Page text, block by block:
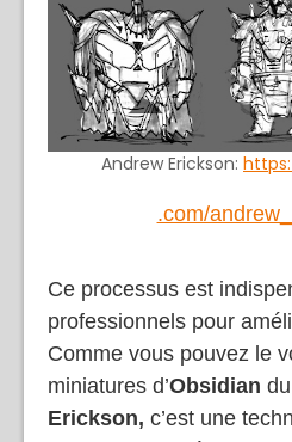
Andrew Erickson:
.com/
Ce processus est
professionnels pour
Comme vous pouvez le
miniatures d’Obsidian
Erickson, c’est une